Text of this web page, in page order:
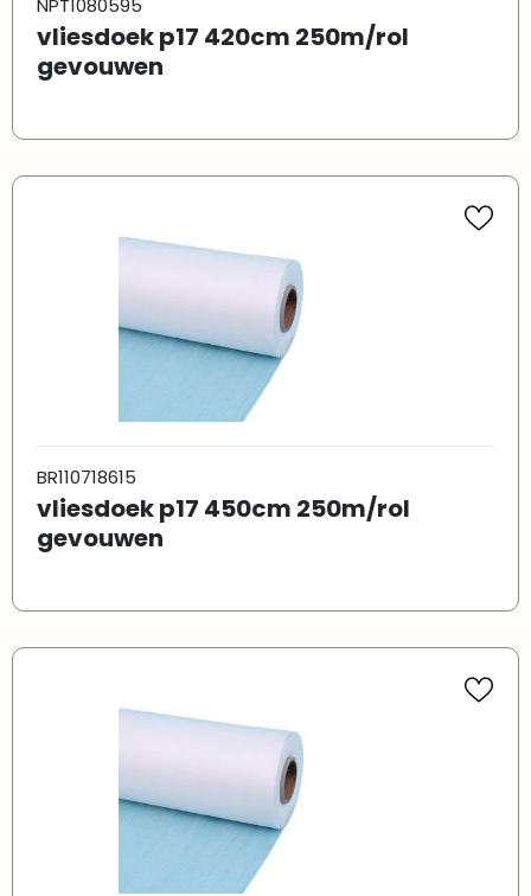
NPT1080595
vliesdoek p17 420cm 250m/rol
gevouwen
BR110718615
vliesdoek p17 450cm 250m/rol
gevouwen